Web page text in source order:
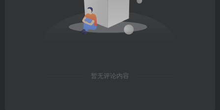
暂无评论内容